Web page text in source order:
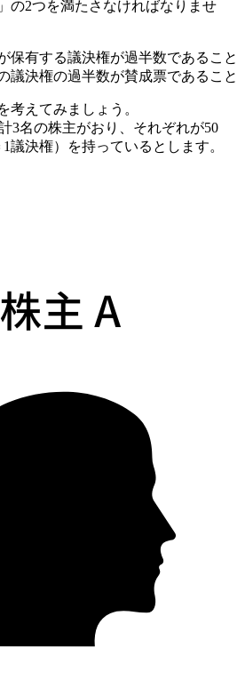
の2つを満たさなければなりませ
保有する議決権が過半数であること
議決権の過半数が賛成票であること
考えてみましょう。
3名の株主がおり、それぞれが50
議決権）を持っているとします。